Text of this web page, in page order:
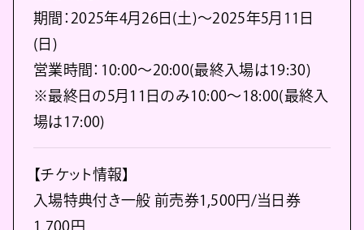
期間：2025年4月26日(土)～2025年5月11日
(日)
営業時間：10:00～20:00(最終入場は19:30)
※最終日の5月11日のみ10:00～18:00(最終入
場は17:00)
【チケット情報】
入場特典付き一般 前売券1,500円/当日券
1,700円